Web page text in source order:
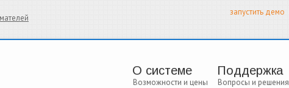
запустить демо
О системе
Возможности и цены
Поддержка
Вопросы и решения